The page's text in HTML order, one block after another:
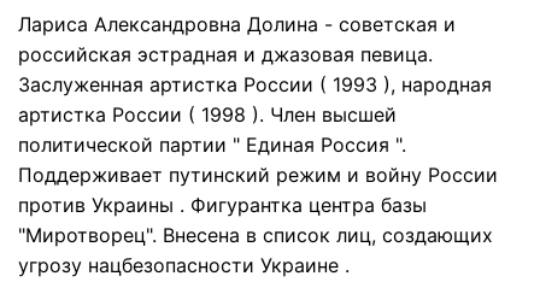
Лариса Александровна Долина - советская и
российская эстрадная и джазовая певица.
Заслуженная артистка России ( 1993 ), народная
артистка России ( 1998 ). Член высшей
политической партии " Единая Россия ".
Поддерживает путинский режим и войну России
против Украины . Фигурантка центра базы
"Миротворец". Внесена в список лиц, создающих
угрозу нацбезопасности Украине .